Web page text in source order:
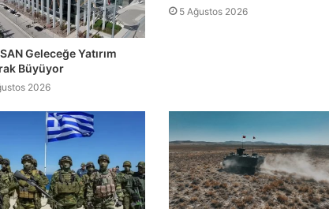
Geleceğe Yatırım
Büyüyor
2026
5 Ağustos 2026